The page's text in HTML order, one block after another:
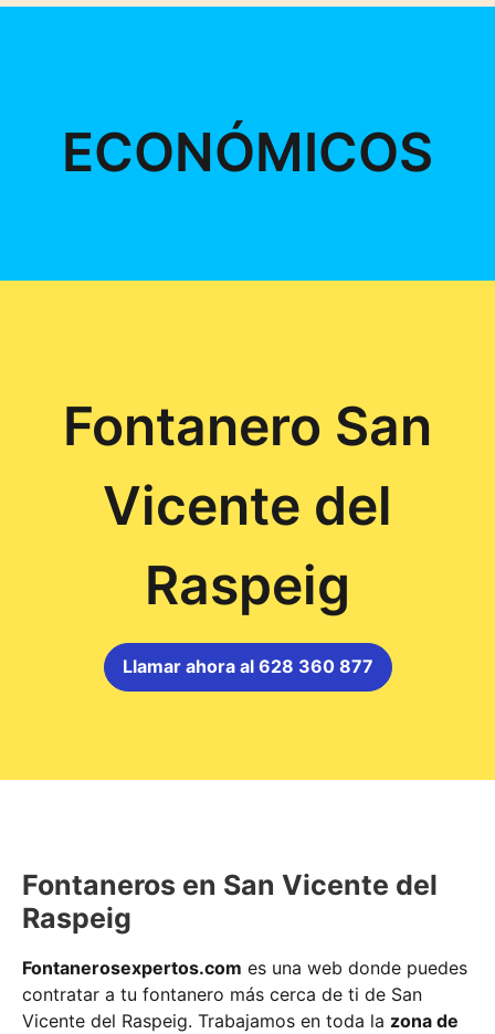
ECONÓMICOS
Fontanero San
Vicente del
Raspeig
Llamar ahora al 628 360 877
Fontaneros en San Vicente del
Raspeig
Fontanerosexpertos.com es una web donde puedes
contratar a tu fontanero más cerca de ti de San
Vicente del Raspeig. Trabajamos en toda la zona de